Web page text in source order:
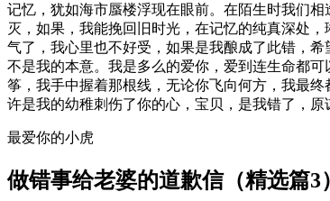
记忆，犹如海市蜃楼浮现在眼前。在陌生时我们
灭，如果，我能挽回旧时光，在记忆的纯真深处
气了，我心里也不好受，如果是我酿成了此错，
不是我的本意。我是多么的爱你，爱到连生命都
筝，我手中握着那根线，无论你飞向何方，我最
许是我的幼稚刺伤了你的心，宝贝，是我错了，
最爱你的小虎
做错事给老婆的道歉信（精选篇3）